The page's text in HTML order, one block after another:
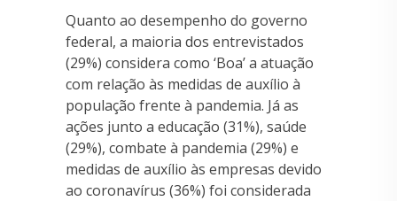
Quanto ao desempenho do governo
federal, a maioria dos entrevistados
(29%) considera como ‘Boa’ a atuação
com relação às medidas de auxílio à
população frente à pandemia. Já as
ações junto a educação (31%), saúde
(29%), combate à pandemia (29%) e
medidas de auxílio às empresas devido
ao coronavírus (36%) foi considerada